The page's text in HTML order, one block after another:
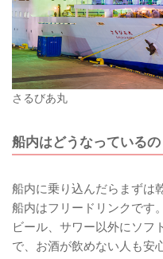
さるびあ丸
船内はどうなっているの
船内に乗り込んだらまずは
船内はフリードリンクです。
ビール、サワー以外にソフ
で、お酒が飲めない人も安